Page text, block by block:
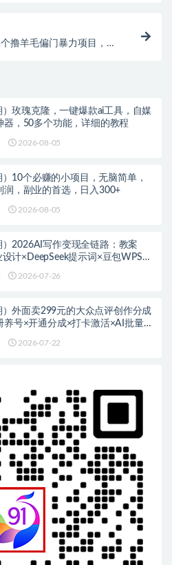
撸羊毛偏门暴力项目，小
）玫瑰克隆，一键爆款ai工具，自媒
器，50多个功能，详细的教程
2026-08-05
）10个必赚的小项目，无脑简单，
润，副业的首选，日入300+
2026-08-05
）2026AI写作变现全链路：教案
设计×DeepSeek提示词×豆包WPS
2026-07-26
）外面卖299元的大众点评创作分成
养号×开通分成×打卡激活×AI批量笔
2026-07-22